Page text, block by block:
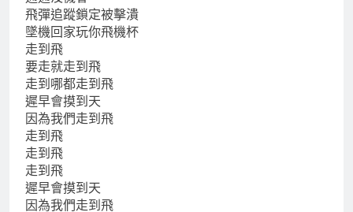
飛彈追蹤鎖定被擊潰
墜機回家玩你飛機杯
走到飛
要走就走到飛
走到哪都走到飛
遲早會摸到天
因為我們走到飛
走到飛
走到飛
走到飛
遲早會摸到天
因為我們走到飛